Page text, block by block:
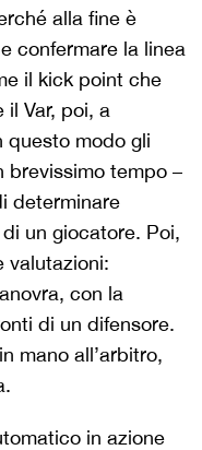
alla fine è
confermare la linea
il kick point che
Var, poi, a
questo modo gli
brevissimo tempo –
determinare
un giocatore. Poi,
valutazioni:
con la
di un difensore.
mano all’arbitro,
in azione